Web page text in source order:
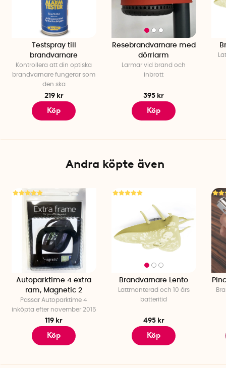
Testspray till
brandvarnare
Kontrollera att din optiska
brandvarnare fungerar som
den ska
219 kr
Köp
Resebrandvarnare med
dörrlarm
Larmar vid brand och
inbrott
395 kr
Köp
Andra köpte även
Autoparktime 4 extra
ram, Magnetic 2
Passar Autoparktime 4
inköpta efter november 2015
119 kr
Köp
Brandvarnare Lento
Lättmonterad och 10 års
batteritid
495 kr
Köp